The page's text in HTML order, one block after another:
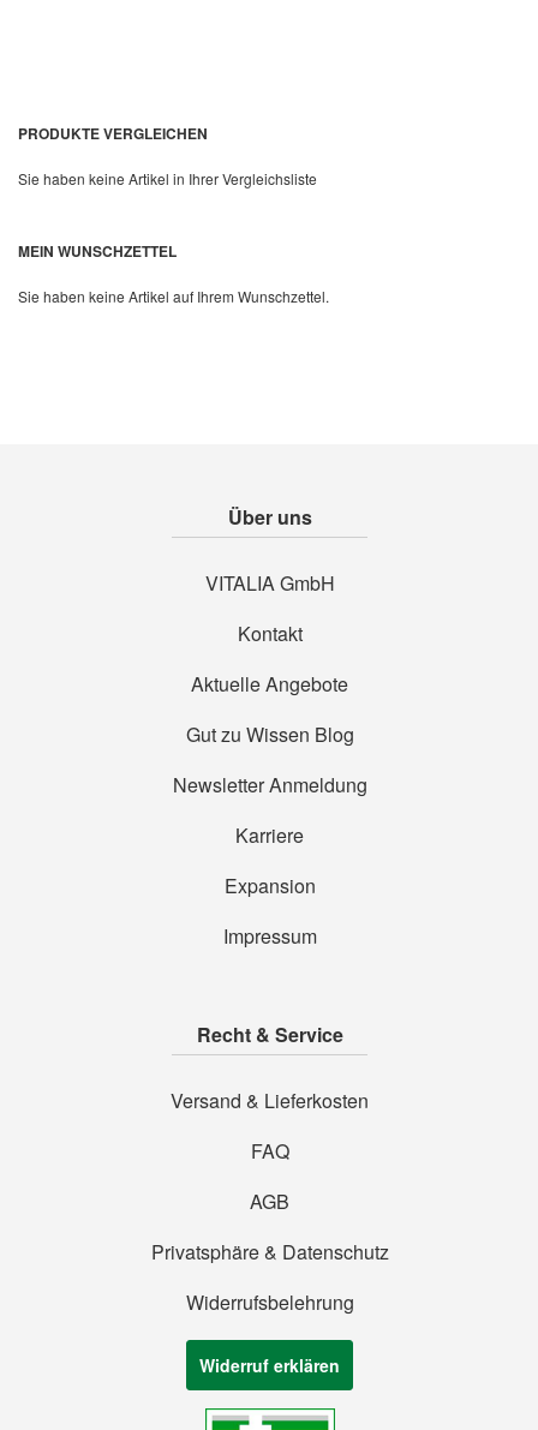
Quickview
PRODUKTE VERGLEICHEN
Sie haben keine Artikel in Ihrer Vergleichsliste
MEIN WUNSCHZETTEL
Sie haben keine Artikel auf Ihrem Wunschzettel.
Über uns
VITALIA GmbH
Kontakt
Aktuelle Angebote
Gut zu Wissen Blog
Newsletter Anmeldung
Karriere
Expansion
Impressum
Recht & Service
Versand & Lieferkosten
FAQ
AGB
Privatsphäre & Datenschutz
Widerrufsbelehrung
Widerruf erklären